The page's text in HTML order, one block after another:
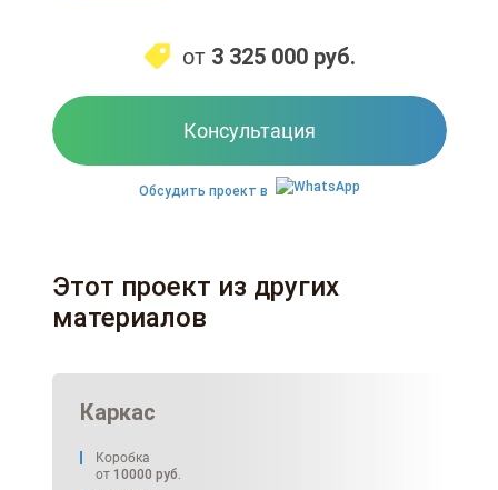
от 3 325 000 руб.
Консультация
Обсудить проект в
Этот проект из других
материалов
Каркас
Коробка
от 10000 руб.